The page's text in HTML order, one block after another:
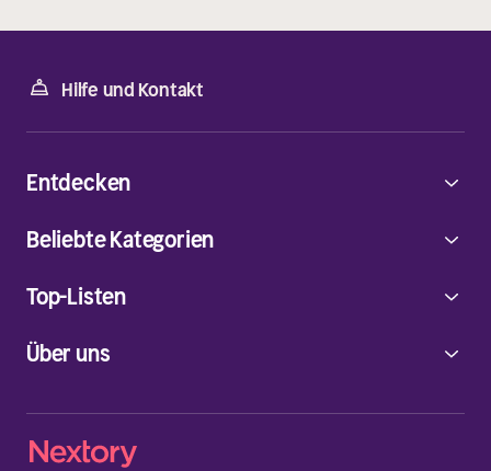
Hilfe und Kontakt
Über uns
Entdecken
Beliebte Kategorien
Top-Listen